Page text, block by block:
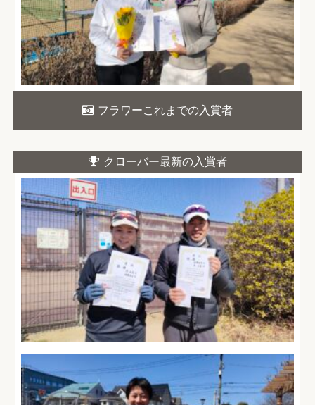
フラワーこれまでの入賞者
クローバー最新の入賞者